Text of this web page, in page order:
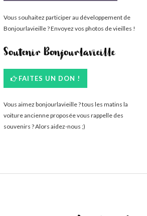
Vous souhaitez participer au développement de
Bonjourlavieille ? Envoyez vos photos de vieilles !
Soutenir Bonjourlavieille
FAITES UN DON !
Vous aimez bonjourlavieille ? tous les matins la
voiture ancienne proposée vous rappelle des
souvenirs ? Alors aidez-nous ;)